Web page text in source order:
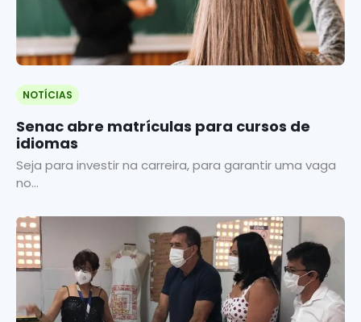
NOTÍCIAS
Senac abre matrículas para cursos de
idiomas
Seja para investir na carreira, para garantir uma vaga
no...